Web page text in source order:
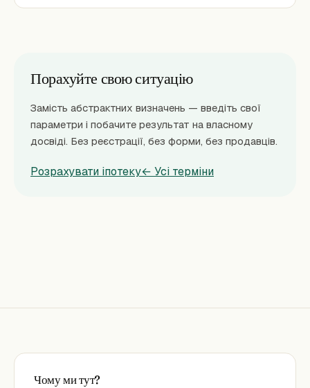
Порахуйте свою ситуацію
Замість абстрактних визначень — введіть свої
параметри і побачите результат на власному
досвіді. Без реєстрації, без форми, без продавців.
Розрахувати іпотеку← Усі терміни
Чому ми тут?